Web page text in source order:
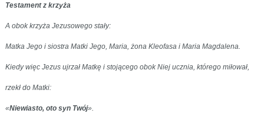
Testament z krzyża
A obok krzyża Jezusowego stały:
Matka Jego i siostra Matki Jego, Maria, żona Kleofasa i Maria Magdalena.
Kiedy więc Jezus ujrzał Matkę i stojącego obok Niej ucznia, którego miłował,
rzekł do Matki:
«Niewiasto, oto syn Twój».